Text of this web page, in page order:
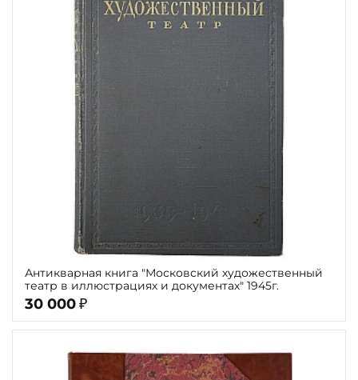
Антикварная книга "Московский художественный
театр в иллюстрациях и документах" 1945г.
30 000 ₽